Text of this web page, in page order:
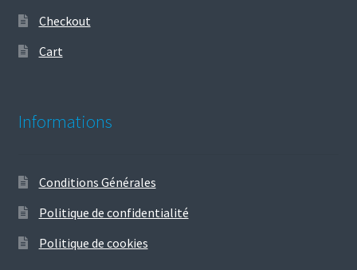
Checkout
Cart
Informations
Conditions Générales
Politique de confidentialité
Politique de cookies